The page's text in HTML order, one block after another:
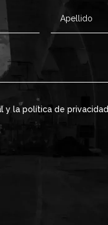
y la política de privacidad